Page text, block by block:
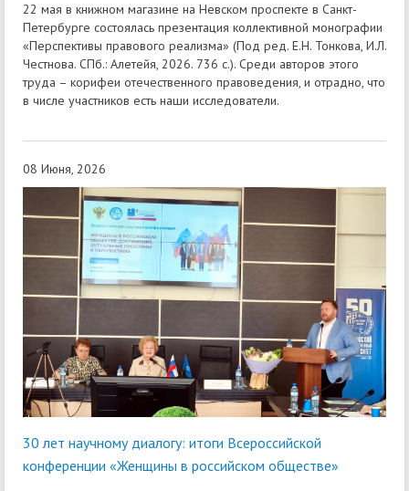
22 мая в книжном магазине на Невском проспекте в Санкт-
Петербурге состоялась презентация коллективной монографии
«Перспективы правового реализма» (Под ред. Е.Н. Тонкова, И.Л.
Честнова. СПб.: Алетейя, 2026. 736 с.). Среди авторов этого
труда – корифеи отечественного правоведения, и отрадно, что
в числе участников есть наши исследователи.
08 Июня, 2026
30 лет научному диалогу: итоги Всероссийской
конференции «Женщины в российском обществе»